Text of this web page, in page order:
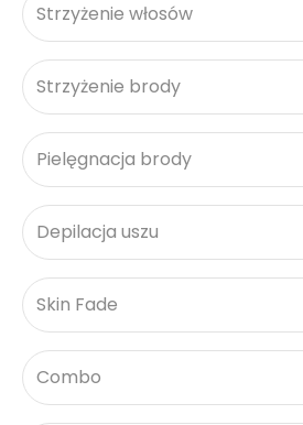
Strzyżenie włosów
Strzyżenie brody
Pielęgnacja brody
Depilacja uszu
Skin Fade
Combo